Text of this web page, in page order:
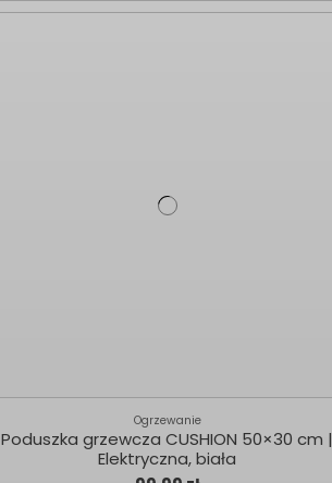
Ogrzewanie
Poduszka grzewcza CUSHION 50×30 cm |
Elektryczna, biała